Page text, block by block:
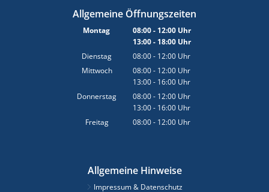
Allgemeine Öffnungszeiten
Montag 08:00- 12:00Uhr
Von 08:00 bis 12:00 Uhr
13:00- 18:00Uhr
Von 13:00 bis 18:00 Uhr
Dienstag 08:00- 12:00 Uhr
Von 08:00 bis 12:00 Uhr
Mittwoch 08:00- 12:00 Uhr
Von 08:00 bis 12:00 Uhr
13:00- 16:00 Uhr
Von 13:00 bis 16:00 Uhr
Donnerstag 08:00- 12:00 Uhr
Von 08:00 bis 12:00 Uhr
13:00- 16:00 Uhr
Von 13:00 bis 16:00 Uhr
Freitag 08:00- 12:00 Uhr
Allgemeine Hinweise
Impressum & Datenschutz